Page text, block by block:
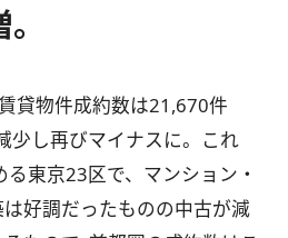
貸物件成約数は21,670件
少し再びマイナスに。これ
東京23区で、マンション・
好調だったものの中古が減